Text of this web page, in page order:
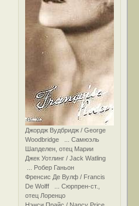
Джордж Вудбридж / George
Woodbridge ... Самюэль
Шапделен, отец Марии
Джек Уотлинг / Jack Watling
... Робер Ганьон
Френсис Де Вулф / Francis
De Wolff ... Сюрпрен-ст.,
отец Лоренцо